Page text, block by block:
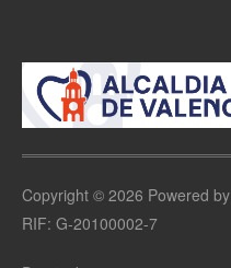
Copyright © 2026 Powered by
RIF: G-20100002-7